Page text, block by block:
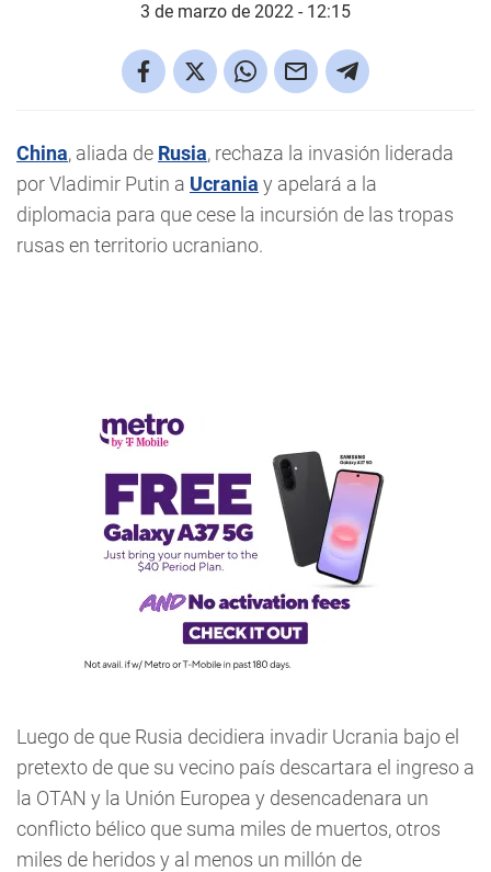
3 de marzo de 2022 - 12:15
China, aliada de Rusia, rechaza la invasión liderada
por Vladimir Putin a Ucrania y apelará a la
diplomacia para que cese la incursión de las tropas
rusas en territorio ucraniano.
Luego de que Rusia decidiera invadir Ucrania bajo el
pretexto de que su vecino país descartara el ingreso a
la OTAN y la Unión Europea y desencadenara un
conflicto bélico que suma miles de muertos, otros
miles de heridos y al menos un millón de